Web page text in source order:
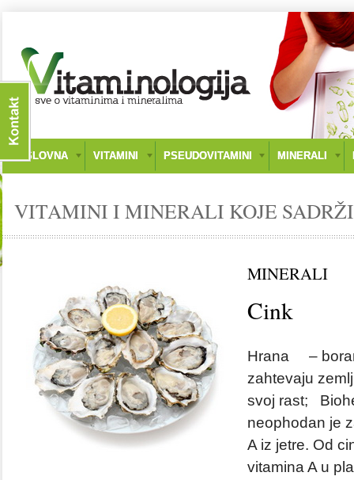
NASLOVNA VITAMINI PSEUDOVITAMINI MINERALI
VITAMINI I MINERALI KOJE
MINERALI
Cink
Hrana –
zahtevaju
svoj rast;
neophodan je
A iz jetre. Od
vitamina A u